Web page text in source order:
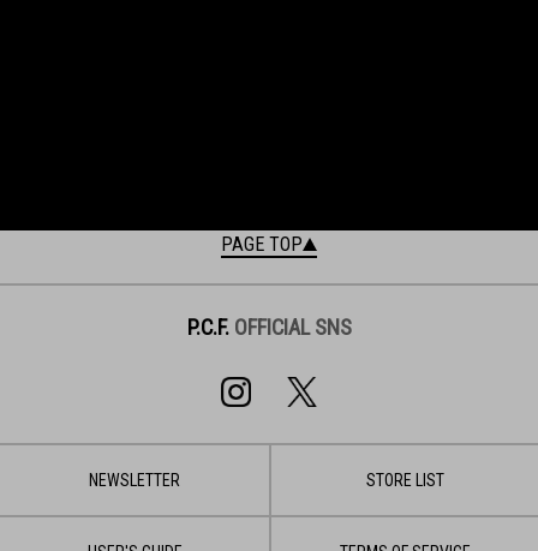
PAGE TOP
P.C.F. OFFICIAL SNS
NEWSLETTER STORE LIST